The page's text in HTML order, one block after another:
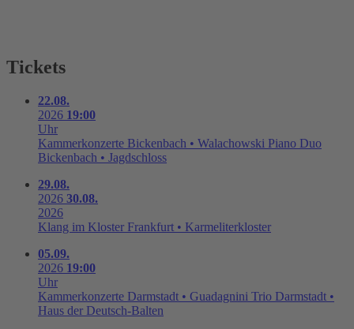
Tickets
22.08.
2026 19:00
Uhr
Kammerkonzerte Bickenbach • Walachowski Piano Duo
Bickenbach • Jagdschloss
29.08.
2026 30.08.
2026
Klang im Kloster Frankfurt • Karmeliterkloster
05.09.
2026 19:00
Uhr
Kammerkonzerte Darmstadt • Guadagnini Trio Darmstadt •
Haus der Deutsch-Balten